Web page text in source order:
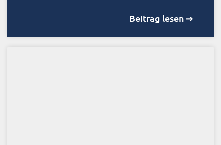
Beitrag lesen ➔